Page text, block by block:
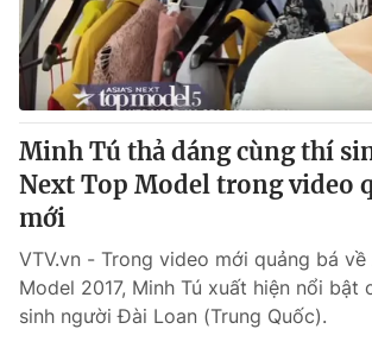
Minh Tú thả dáng cùng thí
Next Top Model trong video
mới
VTV.vn - Trong video mới quảng bá
Model 2017, Minh Tú xuất hiện nổi bật
sinh người Đài Loan (Trung Quốc).